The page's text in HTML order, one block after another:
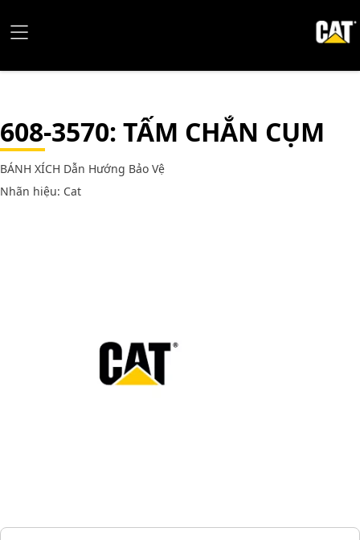
608-3570: TẤM CHẮN CỤM
BÁNH XÍCH Dẫn Hướng Bảo Vệ
Nhãn hiệu: Cat